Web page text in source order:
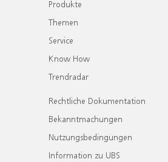
Produkte
Themen
Service
Know How
Trendradar
Rechtliche Dokumentation
Bekanntmachungen
Nutzungsbedingungen
Information zu UBS